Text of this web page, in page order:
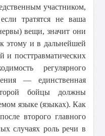
участником,
тратятся не ваша
вещи, значит они
этому и в дальнейшей
и посттравматических
регулярного
— единственная
бойцы должны
языке (языках). Как
второго главного
случаях роль речи в